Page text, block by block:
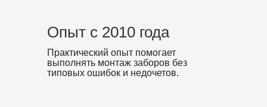
Опыт с 2010 года
Практический опыт помогает
выполнять монтаж заборов без
типовых ошибок и недочетов.